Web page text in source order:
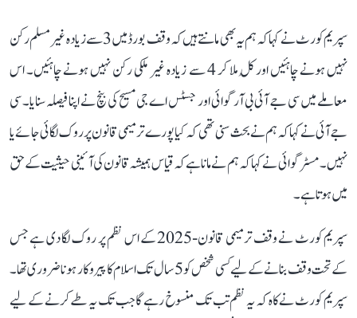
سپریم کورٹ نے کہا کہ ہم یہ بھی مانتے ہیں کہ وقف بورڈ میں 3 سے زیادہ غیر مسلم رکن
نہیں ہونے چاہئیں اور کُل ملا کر 4 سے زیادہ غیر ملکی رکن نہیں ہونے چاہئیں۔ اس
معاملے میں سی جے آئی بی آر گوائی اور جسٹس اے جی مسیح کی بنچ نے اپنا فیصلہ سنایا۔ سی
جے آئی نے کہا کہ ہم نے بحث سنی تھی کہ کیا پورے ترمیمی قانون پر روک لگائی جائے یا
نہیں۔ مسٹر گوائی نے کہا کہ ہم نے مانا ہے کہ قیاس ہمیشہ قانون کی آئینی حیثیت کے حق
میں ہوتا ہے۔
سپریم کورٹ نے وقف ترمیمی قانون-2025 کے اس نظم پر روک لگا دی ہے جس
کے تحت وقف بنانے کے لیے کسی شخص کو 5 سال تک اسلام کا پیروکار ہونا ضروری تھا۔
سپریم کورٹ نے کاہ کہ یہ نظم تب تک منسوخ رہے گا جب تک یہ طے کرنے کے لیے